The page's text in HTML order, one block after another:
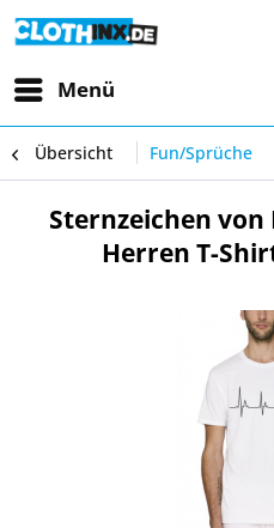
Menü
Übersicht Fun/Sprüche
Sternzeichen von
Herren T-